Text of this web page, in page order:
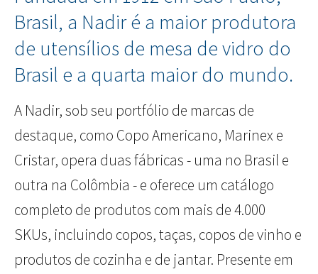
Brasil, a Nadir é a maior produtora
de utensílios de mesa de vidro do
Brasil e a quarta maior do mundo.
A Nadir, sob seu portfólio de marcas de
destaque, como Copo Americano, Marinex e
Cristar, opera duas fábricas - uma no Brasil e
outra na Colômbia - e oferece um catálogo
completo de produtos com mais de 4.000
SKUs, incluindo copos, taças, copos de vinho e
produtos de cozinha e de jantar. Presente em